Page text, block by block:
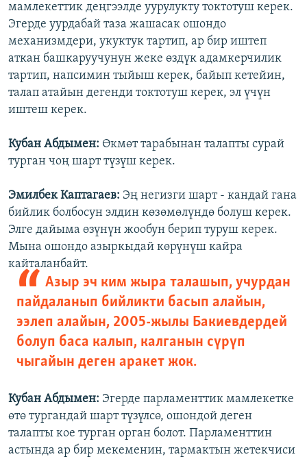
мамлекеттик деңгээлде уурулукту токтотуш керек.
Эгерде уурдабай таза жашасак ошондо
механизмдери, укуктук тартип, ар бир иштеп
аткан башкаруучунун жеке өздүк адамкерчилик
тартип, напсимин тыйыш керек, байып кетейин,
талап атайын дегенди токтотуш керек, эл үчүн
иштеш керек.
Кубан Абдымен: Өкмөт тарабынан талапты сурай
турган чоң шарт түзүш керек.
Эмилбек Каптагаев: Эң негизги шарт - кандай гана
бийлик болбосун элдин көзөмөлүндө болуш керек.
Элге дайыма өзүнүн жообун берип туруш керек.
Мына ошондо азыркыдай көрүнүш кайра
кайталанбайт.
Азыр эч ким жыра талашып, учурдан
пайдаланып бийликти басып алайын,
ээлеп алайын, 2005-жылы Бакиевдердей
болуп баса калып, калганын сүрүп
чыгайын деген аракет жок.
Кубан Абдымен: Эгерде парламенттик мамлекетке
өтө тургандай шарт түзүлсө, ошондой деген
талапты кое турган орган болот. Парламенттин
астында ар бир мекеменин, тармактын жетекчиси